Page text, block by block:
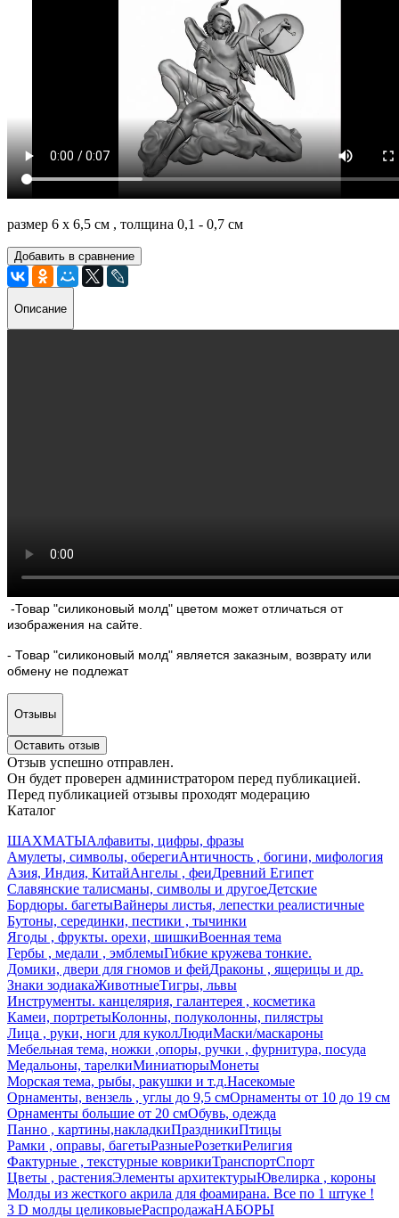
размер 6 х 6,5 см , толщина 0,1 - 0,7 см
Добавить в сравнение
Описание
-Товар "силиконовый молд" цветом может отличаться от
изображения на сайте.
- Товар "силиконовый молд" является заказным, возврату или
обмену не подлежат
Отзывы
Оставить отзыв
Отзыв успешно отправлен.
Он будет проверен администратором перед публикацией.
Перед публикацией отзывы проходят модерацию
Каталог
ШАХМАТЫАлфавиты, цифры, фразы
Амулеты, символы, оберегиАнтичность , богини, мифология
Азия, Индия, КитайАнгелы , феиДревний Египет
Славянские талисманы, символы и другоеДетские
Бордюры. багетыВайнеры листья, лепестки реалистичные
Бутоны, серединки, пестики , тычинки
Ягоды , фрукты. орехи, шишкиВоенная тема
Гербы , медали , эмблемыГибкие кружева тонкие.
Домики, двери для гномов и фейДраконы , ящерицы и др.
Знаки зодиакаЖивотныеТигры, львы
Инструменты. канцелярия, галантерея , косметика
Камеи, портретыКолонны, полуколонны, пилястры
Лица , руки, ноги для куколЛюдиМаски/маскароны
Мебельная тема, ножки ,опоры, ручки , фурнитура, посуда
Медальоны, тарелкиМиниатюрыМонеты
Морская тема, рыбы, ракушки и т.д.Насекомые
Орнаменты, вензель , углы до 9,5 смОрнаменты от 10 до 19 см
Орнаменты большие от 20 смОбувь, одежда
Панно , картины,накладкиПраздникиПтицы
Рамки , оправы, багетыРазныеРозеткиРелигия
Фактурные , текстурные коврикиТранспортСпорт
Цветы , растенияЭлементы архитектурыЮвелирка , короны
Молды из жесткого акрила для фоамирана. Все по 1 штуке !
3 D молды целиковыеРаспродажаНАБОРЫ